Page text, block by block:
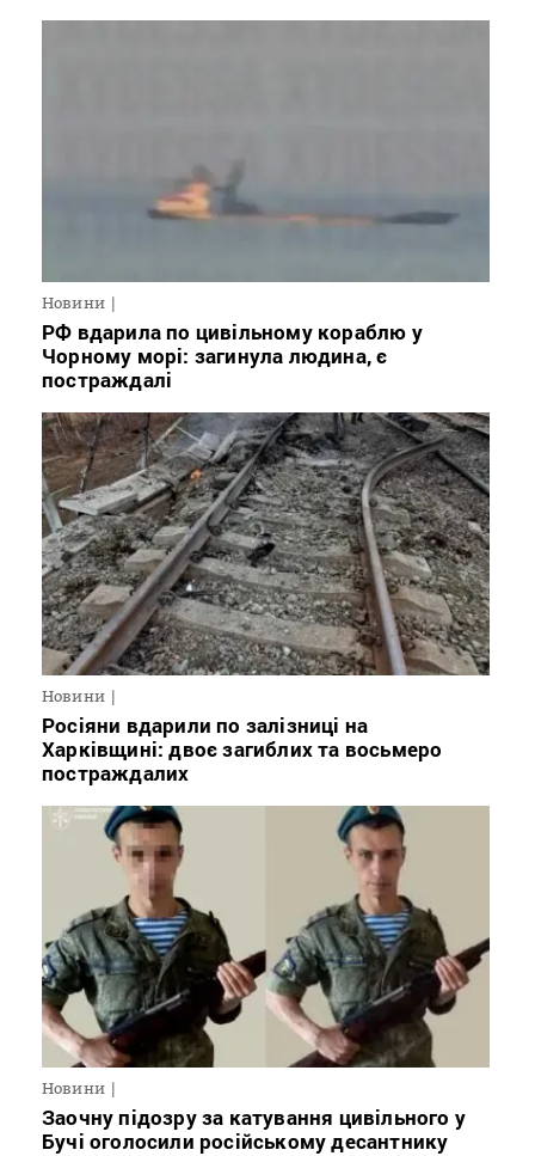
Новини
РФ вдарила по цивільному кораблю у
Чорному морі: загинула людина, є
постраждалі
Новини
Росіяни вдарили по залізниці на
Харківщині: двоє загиблих та восьмеро
постраждалих
Новини
Заочну підозру за катування цивільного у
Бучі оголосили російському десантнику